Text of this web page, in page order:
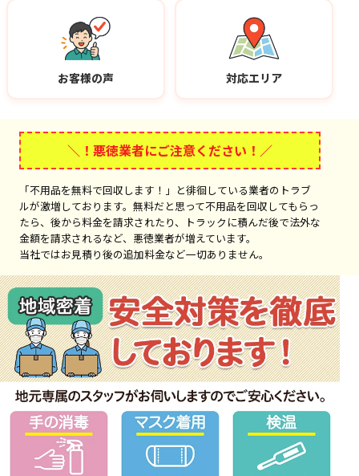
お客様の声 対応エリア
＼！悪徳業者にご注意ください！／
「不用品を無料で回収します！」と徘徊している業者のトラブ
ルが激増しております。無料だと思って不用品を回収してもらっ
たら、後から料金を請求されたり、トラックに積んだ後で法外な
金額を請求されるなど、悪徳業者が増えています。
当社ではお見積り後の追加料金など一切ありません。